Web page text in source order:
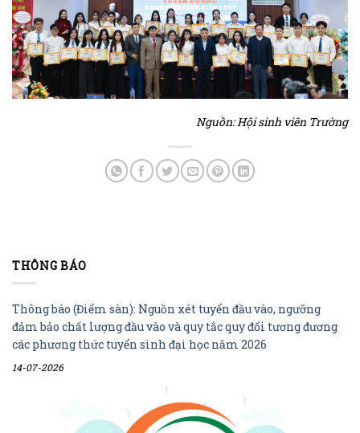
Nguồn: Hội sinh viên Trường
THÔNG BÁO
Thông báo (Điểm sàn): Nguồn xét tuyển đầu vào, ngưỡng
đảm bảo chất lượng đầu vào và quy tắc quy đổi tương đương
các phương thức tuyển sinh đại học năm 2026
14-07-2026